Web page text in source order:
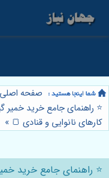
صفحه اصلی
⭐️ راهنمای جامع خرید خمیر
کارهای نانوایی و قنادی 🍞 »
⭐️ راهنمای جامع خرید